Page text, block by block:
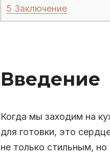
5 Заключение
Введение
Когда мы заходим на
для готовки, это
не только стильным,